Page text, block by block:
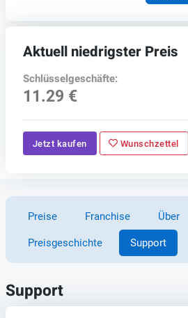
Aktuell niedrigster Preis
Schlüsselgeschäfte:
11.29 €
Jetzt kaufen Wunschzettel
Preise Franchise Über
Preisgeschichte Support
Support